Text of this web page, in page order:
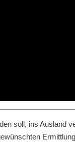
soll, ins Ausland